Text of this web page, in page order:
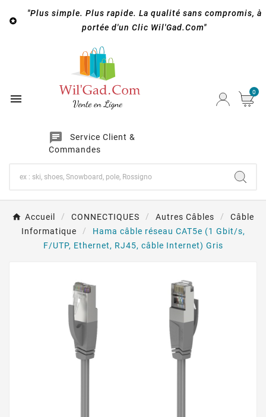

"Plus simple. Plus rapide. La qualité sans compromis, à
portée d'un Clic Wil'Gad.Com"

chat
Service Client &
Commandes
0
Accueil CONNECTIQUES Autres Câbles
Câble
Informatique
Hama câble réseau CAT5e (1 Gbit/s,
F/UTP, Ethernet, RJ45, câble Internet) Gris